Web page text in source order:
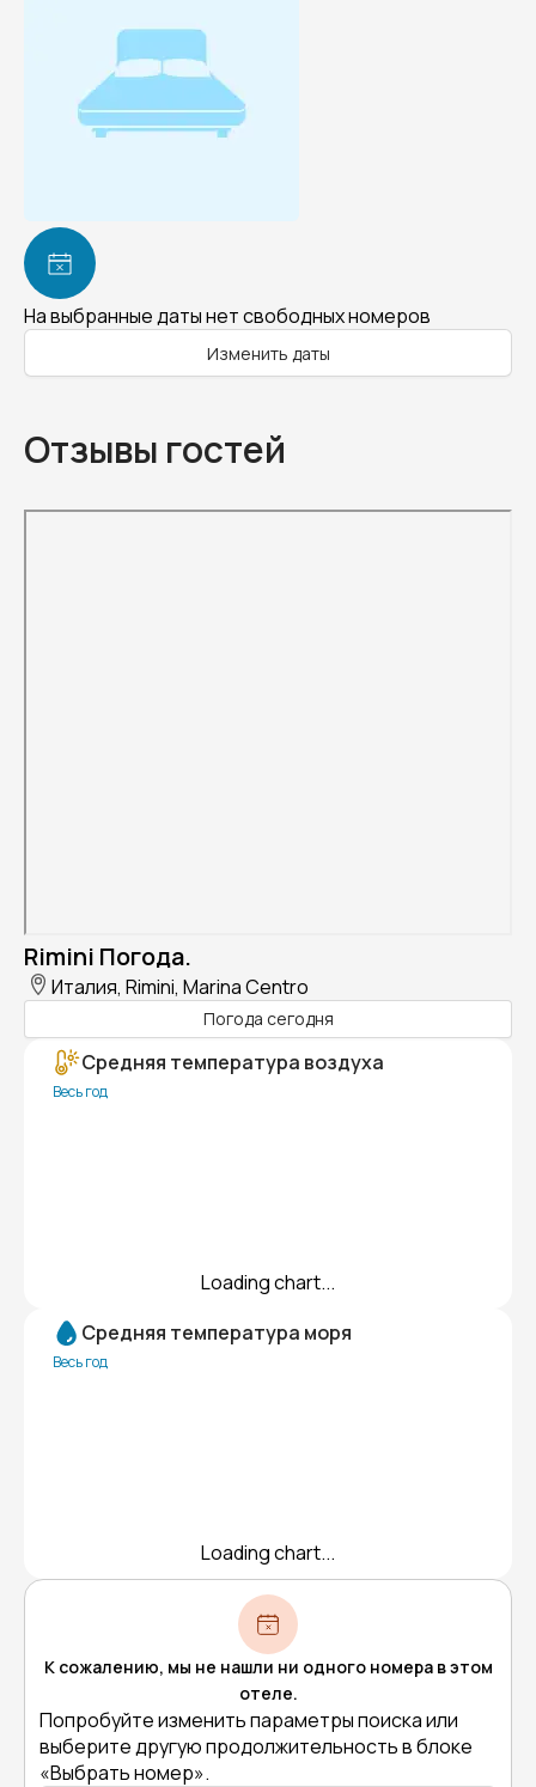
На выбранные даты нет свободных номеров
Изменить даты
Отзывы гостей
Rimini Погода.
Италия, Rimini, Marina Centro
Погода сегодня
Средняя температура воздуха
Весь год
Loading chart...
Средняя температура моря
Весь год
Loading chart...
К сожалению, мы не нашли ни одного номера в этом
отеле.
Попробуйте изменить параметры поиска или
выберите другую продолжительность в блоке
«Выбрать номер».